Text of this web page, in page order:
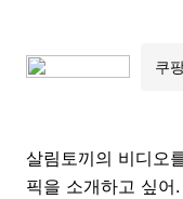
살림토끼의 비디오
픽을 소개하고 싶